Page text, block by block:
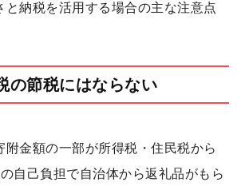
と納税を活用する場合の主な注意点
の節税にはならない
附金額の一部が所得税・住民税から
自己負担で自治体から返礼品がもら